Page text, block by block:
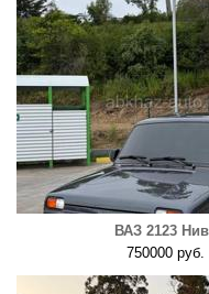
ВАЗ 2123
750000 руб.